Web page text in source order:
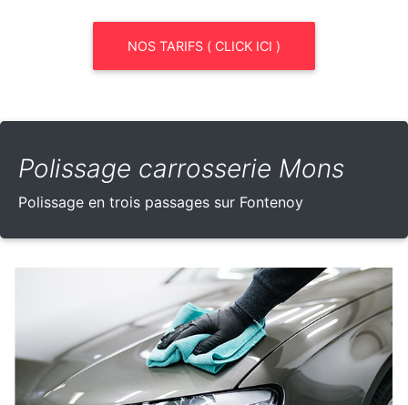
NOS TARIFS ( CLICK ICI )
Polissage carrosserie Mons
Polissage en trois passages sur Fontenoy